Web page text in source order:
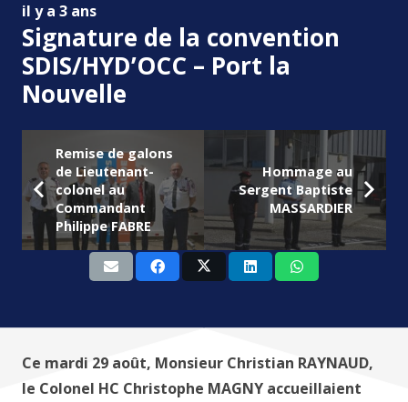
il y a 3 ans
Signature de la convention
SDIS/HYD’OCC – Port la
Nouvelle
Remise de galons
de Lieutenant-
colonel au
Commandant
Philippe FABRE
Hommage au
Sergent Baptiste
MASSARDIER
Ce mardi 29 août, Monsieur Christian RAYNAUD,
le Colonel HC Christophe MAGNY accueillaient